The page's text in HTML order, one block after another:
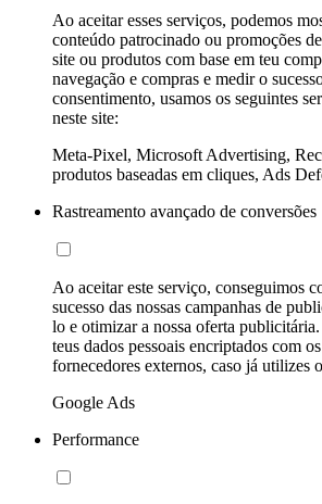
Ao aceitar esses serviços, podemos
conteúdo patrocinado ou promoções
site ou produtos com base em teu
navegação e compras e medir o
consentimento, usamos os seguintes
neste site:
Meta-Pixel, Microsoft Advertising,
produtos baseadas em cliques, Ads
Rastreamento avançado de conversões
Ao aceitar este serviço, conseguimos
sucesso das nossas campanhas de
lo e otimizar a nossa oferta
teus dados pessoais encriptados com
fornecedores externos, caso já utilizes
Google Ads
Performance